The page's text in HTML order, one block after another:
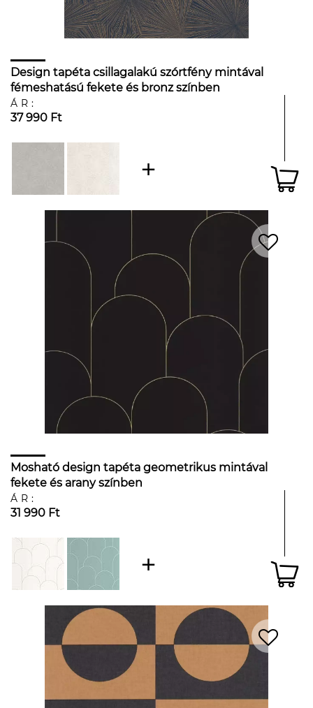
Design tapéta csillagalakú szórtfény mintával
fémeshatású fekete és bronz színben
ÁR:
37 990 Ft
Mosható design tapéta geometrikus mintával
fekete és arany színben
ÁR:
31 990 Ft